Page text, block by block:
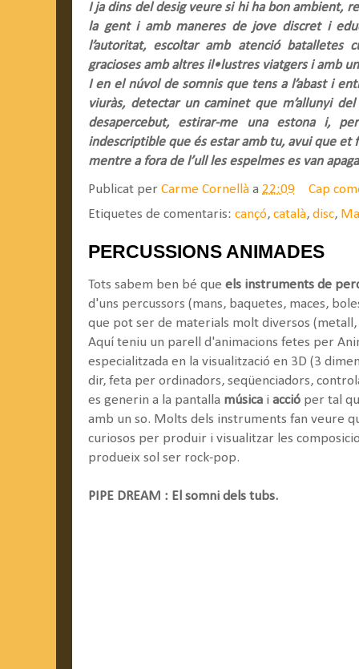
I ja dins del desig veure si hi ha bon ambient,
la gent i amb maneres de jove discret i
l’autoritat, escoltar amb atenció batalletes
gracioses amb altres il•lustres viatgers i amb
I en el núvol de somnis que tens a l’abast i
viuràs, detectar un caminet que m’allunyi
desapercebut, estirar-me una estona i,
indescriptible que és estar amb tu, avui que et
mentre a fora de l’ull les espelmes es van
Publicat per Carme Cornellà a 22:09
Cap
Etiquetes de comentaris: cançó, català, disc,
PERCUSSIONS ANIMADES
Tots sabem ben bé que els instruments de
d'uns percussors (mans, baquetes, maces,
que pot ser de materials molt diversos
Aquí teniu un parell d'animacions fetes per
especialitzada en la visualització en 3D (3
dir, feta per ordinadors, seqüenciadors,
es generin a la pantalla música i acció per tal
amb un so. Molts dels instruments fan veure
curiosos per produir i visualitzar les
produeix sol ser rock-pop.
PIPE DREAM : El somni dels tubs.